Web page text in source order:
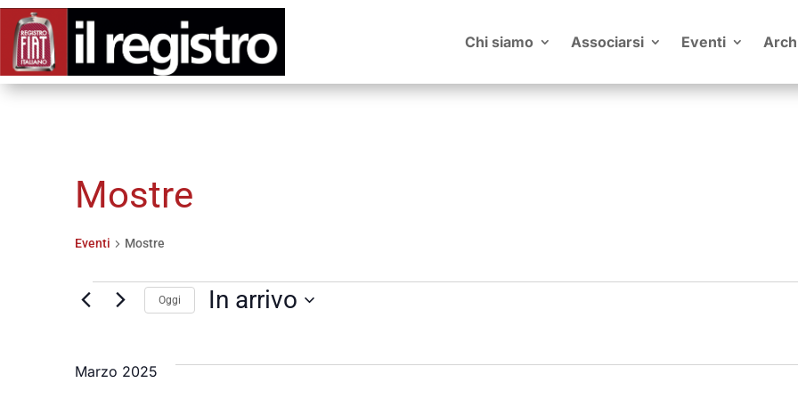
Chi siamo Associarsi Eventi
Mostre
Eventi Mostre
Eventi
Oggi In arrivo
Marzo 2025